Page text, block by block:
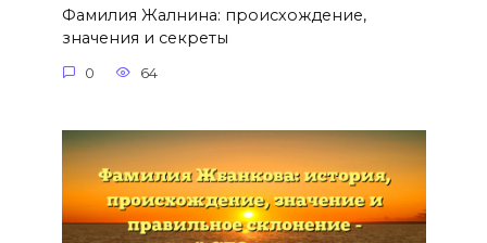
Фамилия Жалнина: происхождение,
значения и секреты
0 64